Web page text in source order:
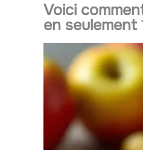
Voici
en seulement